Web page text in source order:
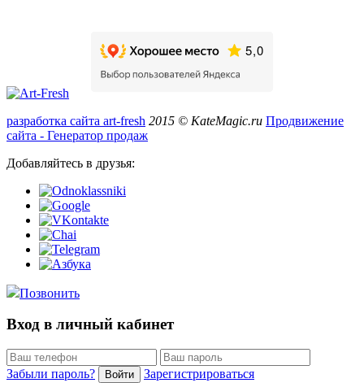
разработка сайта art-fresh 2015 © KateMagic.ru Продвижение
сайта - Генератор продаж
Добавляйтесь в друзья:
Позвонить
Вход в личный кабинет
Забыли пароль? Войти Зарегистрироваться